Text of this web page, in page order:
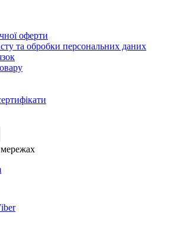
оферти
та обробки персональних даних